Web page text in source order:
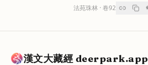
法苑珠林· 卷92
漢文大藏經 deerpark.app